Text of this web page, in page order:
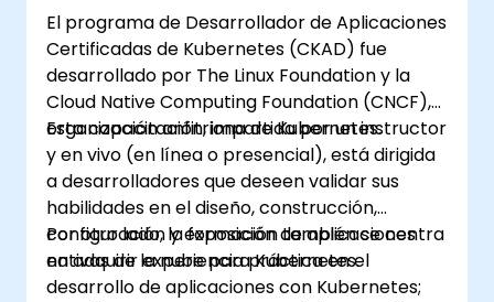
El programa de Desarrollador de Aplicaciones
Certificadas de Kubernetes (CKAD) fue
desarrollado por The Linux Foundation y la
Cloud Native Computing Foundation (CNCF),
organización anfitriona de Kubernetes.
Esta capacitación, impartida por un instructor
y en vivo (en línea o presencial), está dirigida
a desarrolladores que deseen validar sus
habilidades en el diseño, construcción,
configuración y exposición de aplicaciones
nativas de la nube para Kubernetes.
Por otro lado, la formación también se centra
en adquirir experiencia práctica en el
desarrollo de aplicaciones con Kubernetes;